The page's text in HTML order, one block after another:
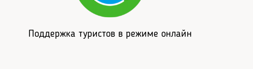
Поддержка туристов в режиме онлайн